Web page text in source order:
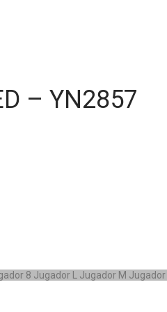
– YN2857
8 Jugador L Jugador M Jugador